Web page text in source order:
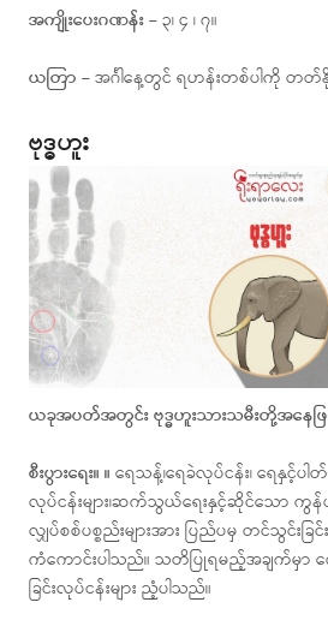
အကျိုးပေးဂဏန်း –၃၊ ၄ ၊ ၇။
ယတြာ –အင်္ဂါနေ့တွင် ရဟန်းတစ်ပါကို တတ်
ဗုဒ္ဓဟူး
ယခုအပတ်အတွင်း ဗုဒ္ဓဟူးသားသမီးတို့အနေဖ
စီးပွားရေး။ ။ ရေသန့်၊ရေခဲလုပ်ငန်း၊ ရေနှ
လုပ်ငန်းများ၊ဆက်သွယ်ရေးနှင့်ဆိုင်သော
လျှပ်စစ်ပစ္စည်းများအား ပြည်ပမှ တင်သွင်းခြင်း
ကံကောင်းပါသည်။ သတိပြုရမည့်အချက်မှာ
ခြင်းလုပ်ငန်းများ ညံ့ပါသည်။